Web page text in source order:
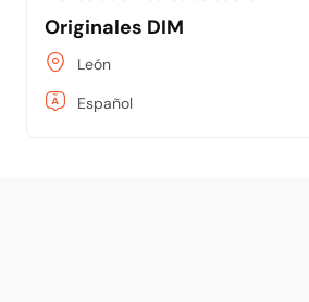
Originales DIM
León
Español